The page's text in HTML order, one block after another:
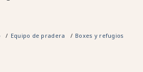
Equipo de pradera Boxes y refugios